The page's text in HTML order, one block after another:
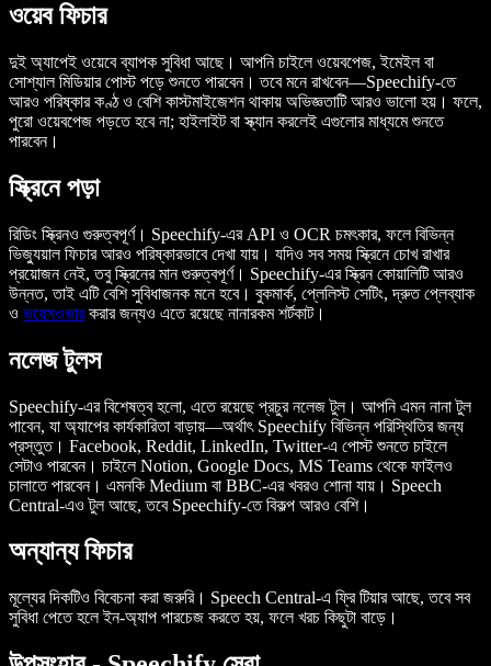
ওয়েব ফিচার
দুই অ্যাপেই ওয়েবে ব্যাপক সুবিধা আছে। আপনি চাইলে ওয়েবপেজ, ইমেইল বা
সোশ্যাল মিডিয়ার পোস্ট পড়ে শুনতে পারবেন। তবে মনে রাখবেন—Speechify-তে
আরও পরিষ্কার কণ্ঠ ও বেশি কাস্টমাইজেশন থাকায় অভিজ্ঞতাটি আরও ভালো হয়। ফলে,
পুরো ওয়েবপেজ পড়তে হবে না; হাইলাইট বা স্ক্যান করলেই এগুলোর মাধ্যমে শুনতে
পারবেন।
স্ক্রিনে পড়া
রিডিং স্ক্রিনও গুরুত্বপূর্ণ। Speechify-এর API ও OCR চমৎকার, ফলে বিভিন্ন
ভিজ্যুয়াল ফিচার আরও পরিষ্কারভাবে দেখা যায়। যদিও সব সময় স্ক্রিনে চোখ রাখার
প্রয়োজন নেই, তবু স্ক্রিনের মান গুরুত্বপূর্ণ। Speechify-এর স্ক্রিন কোয়ালিটি আরও
উন্নত, তাই এটি বেশি সুবিধাজনক মনে হবে। বুকমার্ক, প্লেলিস্ট সেটিং, দ্রুত প্লেব্যাক
ও ভয়েসওভারকরার জন্যও এতে রয়েছে নানারকম শর্টকাট।
নলেজ টুলস
Speechify-এর বিশেষত্ব হলো, এতে রয়েছে প্রচুর নলেজ টুল। আপনি এমন নানা টুল
পাবেন, যা অ্যাপের কার্যকারিতা বাড়ায়—অর্থাৎ Speechify বিভিন্ন পরিস্থিতির জন্য
প্রস্তুত। Facebook, Reddit, LinkedIn, Twitter-এ পোস্ট শুনতে চাইলে
সেটাও পারবেন। চাইলে Notion, Google Docs, MS Teams থেকে ফাইলও
চালাতে পারবেন। এমনকি Medium বা BBC-এর খবরও শোনা যায়। Speech
Central-এও টুল আছে, তবে Speechify-তে বিকল্প আরও বেশি।
অন্যান্য ফিচার
মূল্যের দিকটিও বিবেচনা করা জরুরি। Speech Central-এ ফ্রি টিয়ার আছে, তবে সব
সুবিধা পেতে হলে ইন-অ্যাপ পারচেজ করতে হয়, ফলে খরচ কিছুটা বাড়ে।